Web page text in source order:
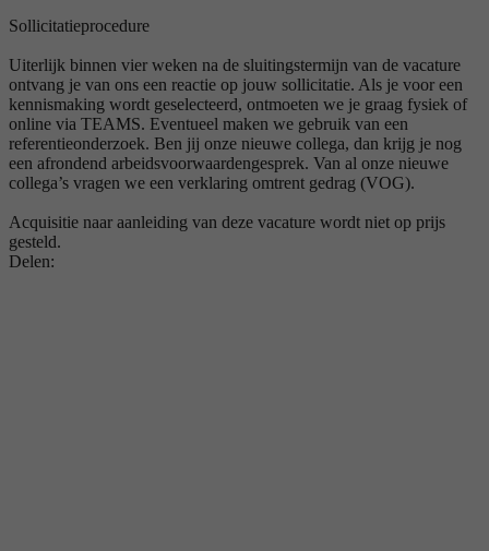
Sollicitatieprocedure
Uiterlijk binnen vier weken na de sluitingstermijn van de vacature
ontvang je van ons een reactie op jouw sollicitatie. Als je voor een
kennismaking wordt geselecteerd, ontmoeten we je graag fysiek of
online via TEAMS. Eventueel maken we gebruik van een
referentieonderzoek. Ben jij onze nieuwe collega, dan krijg je nog
een afrondend arbeidsvoorwaardengesprek. Van al onze nieuwe
collega’s vragen we een verklaring omtrent gedrag (VOG).
Acquisitie naar aanleiding van deze vacature wordt niet op prijs
gesteld.
Delen: